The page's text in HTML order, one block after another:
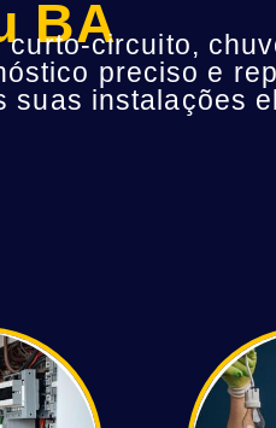
BAcircuito,
preciso e
suas instalações